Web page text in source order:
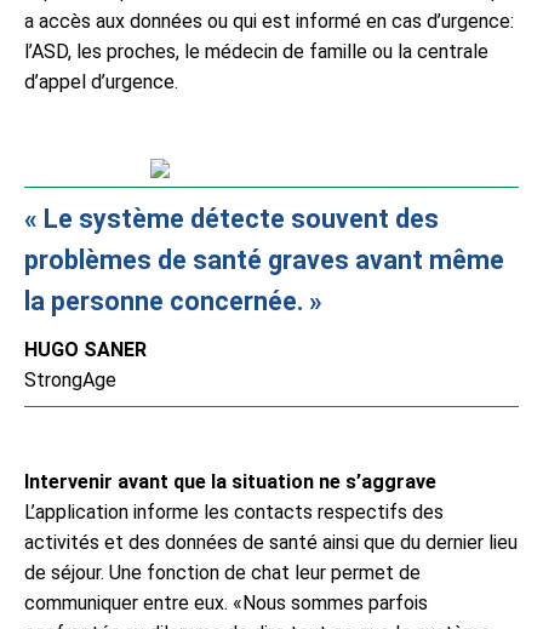
a accès aux données ou qui est informé en cas d’urgence:
l’ASD, les proches, le médecin de famille ou la centrale
d’appel d’urgence.
Le système détecte souvent des
problèmes de santé graves avant même
la personne concernée.
HUGO SANER
StrongAge
Intervenir avant que la situation ne s’aggrave
L’application informe les contacts respectifs des
activités et des données de santé ainsi que du dernier lieu
de séjour. Une fonction de chat leur permet de
communiquer entre eux. «Nous sommes parfois